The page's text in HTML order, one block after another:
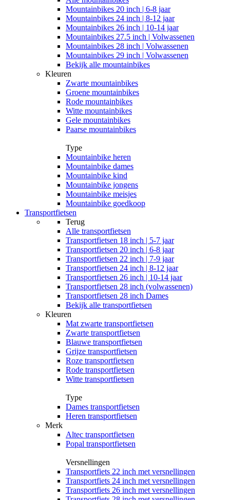
Mountainbikes 20 inch | 6-8 jaar
Mountainbikes 24 inch | 8-12 jaar
Mountainbikes 26 inch | 10-14 jaar
Mountainbikes 27.5 inch | Volwassenen
Mountainbikes 28 inch | Volwassenen
Mountainbikes 29 inch | Volwassenen
Bekijk alle mountainbikes
Kleuren
Zwarte mountainbikes
Groene mountainbikes
Rode mountainbikes
Witte mountainbikes
Gele mountainbikes
Paarse mountainbikes
Type
Mountainbike heren
Mountainbike dames
Mountainbike kind
Mountainbike jongens
Mountainbike meisjes
Mountainbike goedkoop
Transportfietsen
Terug
Alle transportfietsen
Transportfietsen 18 inch | 5-7 jaar
Transportfietsen 20 inch | 6-8 jaar
Transportfietsen 22 inch | 7-9 jaar
Transportfietsen 24 inch | 8-12 jaar
Transportfietsen 26 inch | 10-14 jaar
Transportfietsen 28 inch (volwassenen)
Transportfietsen 28 inch Dames
Bekijk alle transportfietsen
Kleuren
Mat zwarte transportfietsen
Zwarte transportfietsen
Blauwe transportfietsen
Grijze transportfietsen
Roze transportfietsen
Rode transportfietsen
Witte transportfietsen
Type
Dames transportfietsen
Heren transportfietsen
Merk
Altec transportfietsen
Popal transportfietsen
Versnellingen
Transportfiets 22 inch met versnellingen
Transportfiets 24 inch met versnellingen
Transportfiets 26 inch met versnellingen